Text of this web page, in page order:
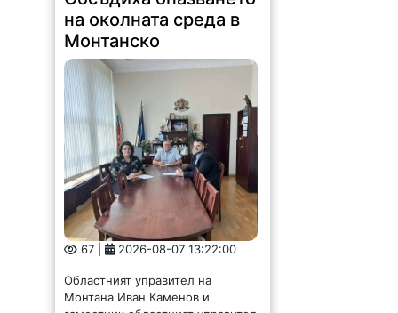
на околната среда в
Монтанско
67 | 2026-08-07 13:22:00
Областният управител на
Монтана Иван Каменов и
заместник областният управител